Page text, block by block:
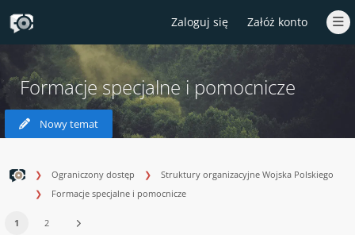
Zaloguj się Załóż konto
Formacje specjalne i pomocnicze
Nowy temat
Ograniczony dostęp
Struktury organizacyjne Wojska Polskiego
Formacje specjalne i pomocnicze
1 2